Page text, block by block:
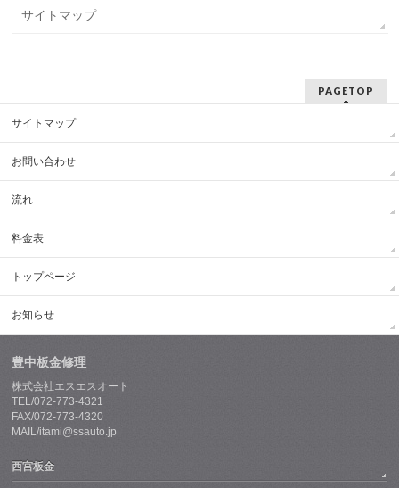
サイトマップ
PAGETOP
サイトマップ
お問い合わせ
流れ
料金表
トップページ
お知らせ
豊中板金修理
株式会社エスエスオート
TEL/072-773-4321
FAX/072-773-4320
MAIL/itami@ssauto.jp
西宮板金